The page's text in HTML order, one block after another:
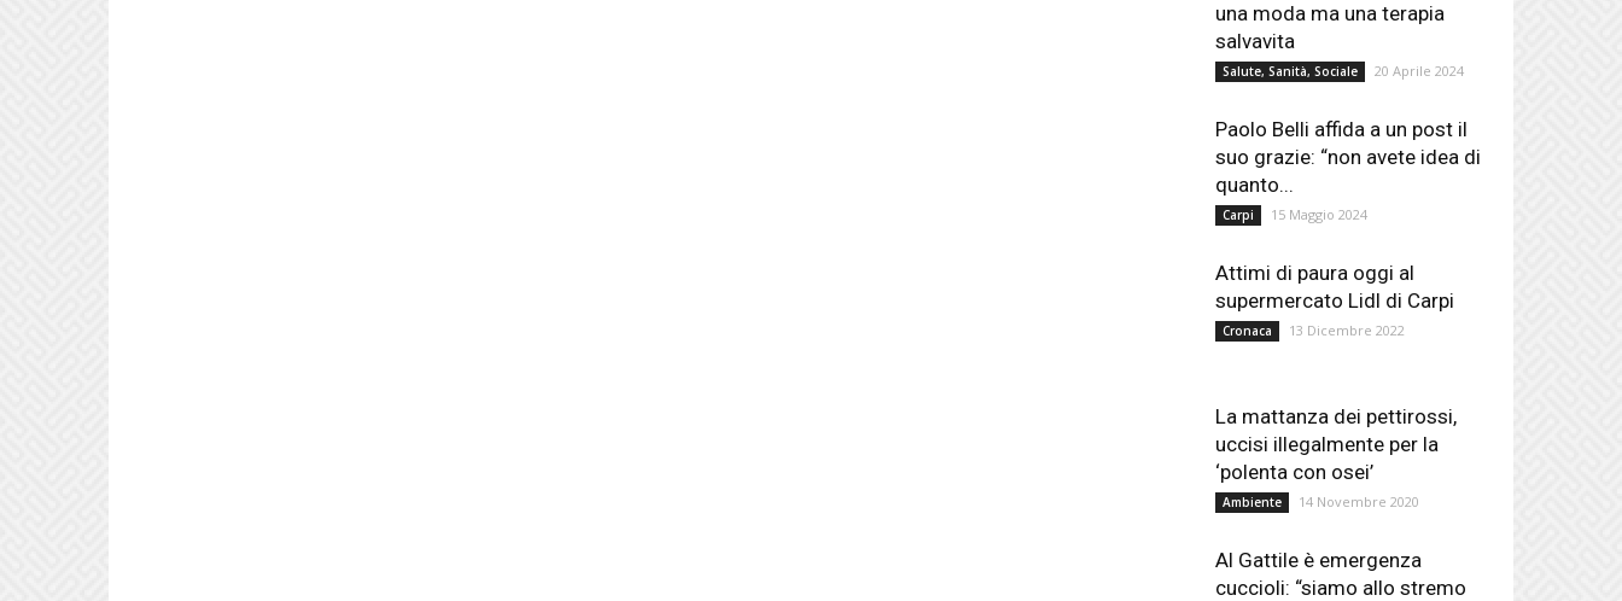
una moda ma una terapia
salvavita
Salute, Sanità, Sociale 20 Aprile 2024
Paolo Belli affida a un post il
suo grazie: “non avete idea di
quanto...
Carpi 15 Maggio 2024
Attimi di paura oggi al
supermercato Lidl di Carpi
Cronaca 13 Dicembre 2022
La mattanza dei pettirossi,
uccisi illegalmente per la
‘polenta con osei’
Ambiente 14 Novembre 2020
Al Gattile è emergenza
cuccioli: “siamo allo stremo